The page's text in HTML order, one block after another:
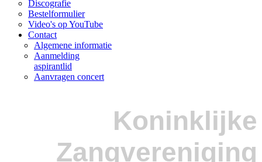
Discografie
Bestelformulier
Video's op YouTube
Contact
Algemene informatie
Aanmelding
aspirantlid
Aanvragen concert
Koninklijke
Zangvereniging